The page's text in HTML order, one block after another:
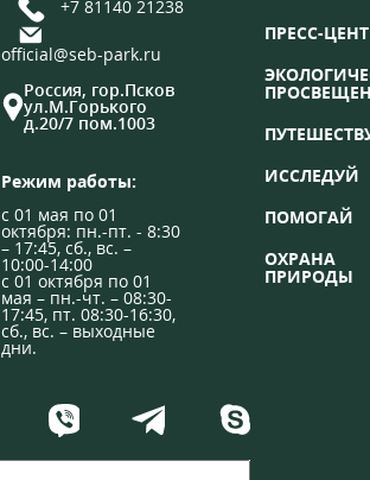
+7 81140 21238
official@seb-park.ru
Россия, гор.Псков
ул.М.Горького
д.20/7 пом.1003
Режим работы:
с 01 мая по 01
октября: пн.-пт. - 8:30
– 17:45, сб., вс. –
10:00-14:00
с 01 октября по 01
мая – пн.-чт. – 08:30-
17:45, пт. 08:30-16:30,
сб., вс. – выходные
дни.
ПРЕСС-
ИССЛЕДУЙ
ПОМОГАЙ
ОХРАНА
ПРИРОДЫ